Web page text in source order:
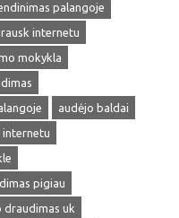
palangoje
internetu
mokykla
audėjo baldai
internetu
pigiau
draudimas uk